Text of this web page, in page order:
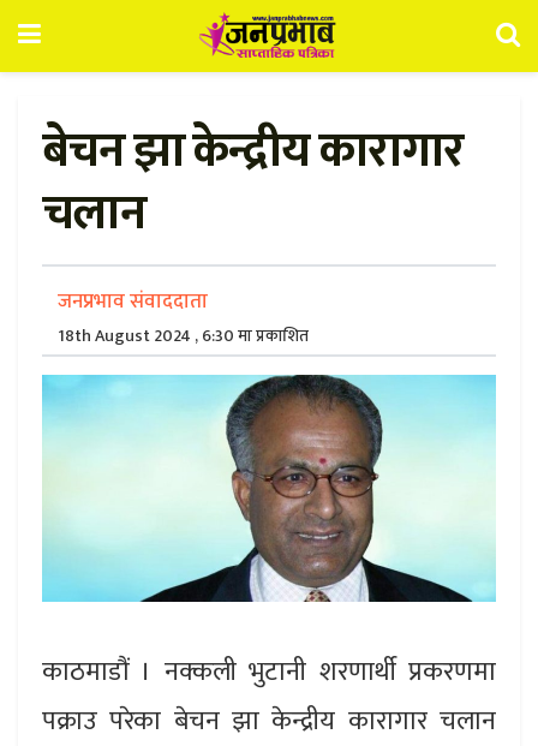
बेचन झा केन्द्रीय कारागार
चलान
जनप्रभाव संवाददाता
18th August 2024 , 6:30 मा प्रकाशित
काठमाडौं । नक्कली भुटानी शरणार्थी प्रकरणमा
पक्राउ परेका बेचन झा केन्द्रीय कारागार चलान